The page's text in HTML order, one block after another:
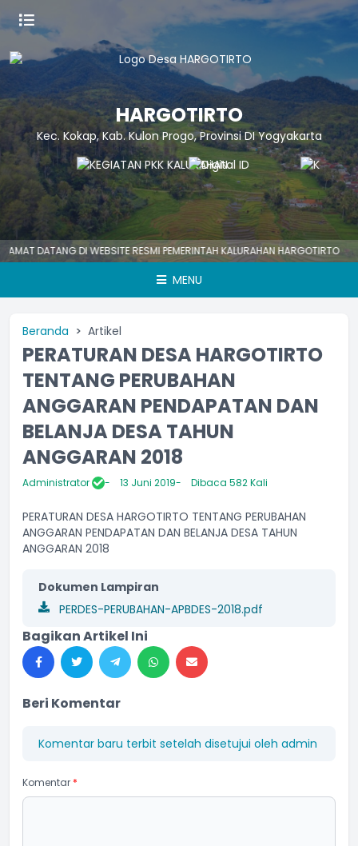
HARGOTIRTO
Kec. Kokap, Kab. Kulon Progo, Provinsi DI Yogyakarta
DATANG DI WEBSITE RESMI PEMERINTAH KALURAHAN HARGOTIRTO
MENU
Beranda Artikel
PERATURAN DESA HARGOTIRTO
TENTANG PERUBAHAN
ANGGARAN PENDAPATAN DAN
BELANJA DESA TAHUN
ANGGARAN 2018
Administrator 13 Juni 2019 Dibaca 582 Kali
PERATURAN DESA HARGOTIRTO TENTANG PERUBAHAN
ANGGARAN PENDAPATAN DAN BELANJA DESA TAHUN
ANGGARAN 2018
Dokumen Lampiran
PERDES-PERUBAHAN-APBDES-2018.pdf
Bagikan Artikel Ini
Beri Komentar
Komentar baru terbit setelah disetujui oleh admin
Komentar *